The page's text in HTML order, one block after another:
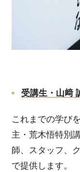
受講生・山﨑
これまでの学び
主・荒木悟特別
師、スタッフ、
で提供します。